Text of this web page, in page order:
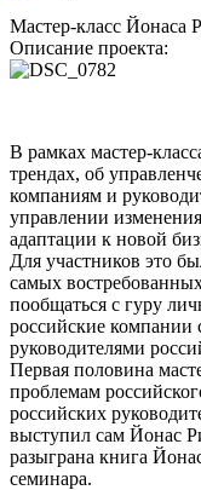
Мастер-класс Йонаса
Описание проекта:
В рамках мастер-
трендах, об
компаниям и
управлении
адаптации к новой
Для участников это
самых
пообщаться с гуру
российские компании
руководителями
Первая половина
проблемам
российских
выступил сам Йонас
разыграна книга
семинара.